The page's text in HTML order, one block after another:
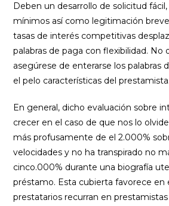
Deben un desarrollo de solicitud
mínimos así­ como legitimación
tasas de interés competitivas
palabras de paga con flexibilidad. No
asegúrese de enterarse los palabras
el pelo características del prestamista.
En general, dicho evaluación sobre
crecer en el caso de que nos lo
más profusamente de el 2.000%
velocidades y no ha transpirado no
cinco.000% durante una biografía
préstamo. Esta cubierta favorece en
prestatarios recurran en